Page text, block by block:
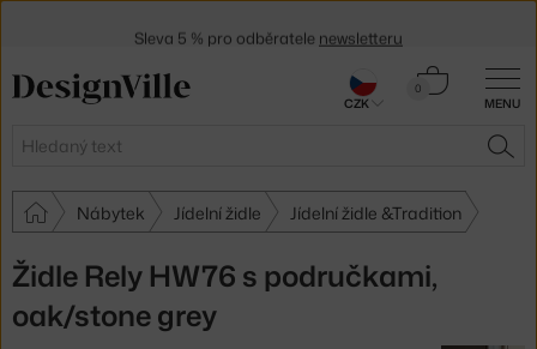
MENU
Hledat
0
Košík
Nábytek Jídelní židle Jídelní židle &Tradition
Židle Rely HW76 s područkami,
oak/stone grey
30 dní na vrácení zboží
CZK